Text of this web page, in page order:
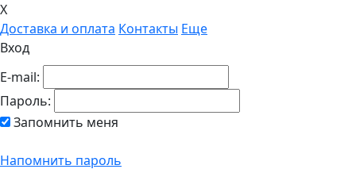
X
Доставка и оплата Контакты Еще
Вход
E-mail:
Пароль:
Запомнить меня
Напомнить пароль